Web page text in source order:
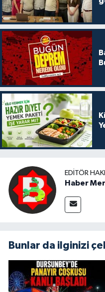
EDITÖR
Haber
Bunlar da ilginizi